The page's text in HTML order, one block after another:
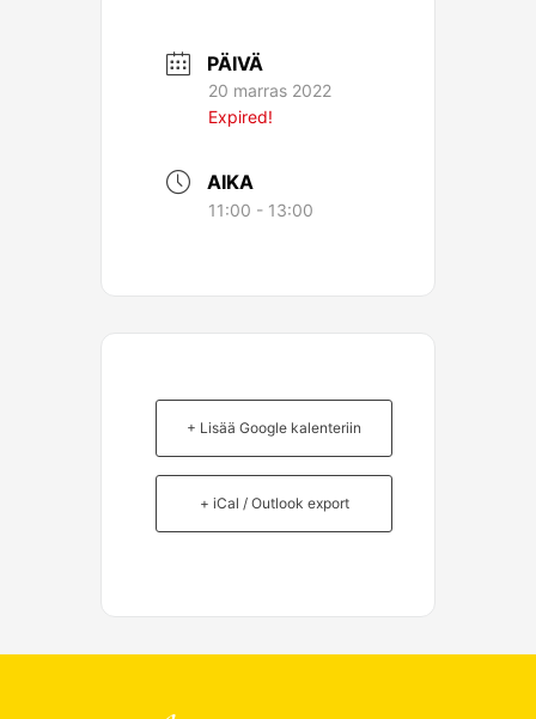
PÄIVÄ
20 marras 2022
Expired!
AIKA
11:00 - 13:00
+ Lisää Google kalenteriin
+ iCal / Outlook export